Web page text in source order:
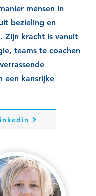
mensen in
bezieling en
Zijn kracht is vanuit
teams te coachen
een kansrijke